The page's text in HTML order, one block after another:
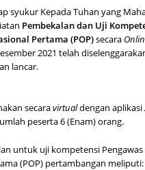
syukur Kepada Tuhan yang
Pembekalan dan Uji
Pertama (POP)secara
2021 telah
lancar.
secaravirtualdengan aplikasi
peserta 6 (Enam) orang.
untuk uji kompetensi Pengawas
(POP) pertambangan meliputi: